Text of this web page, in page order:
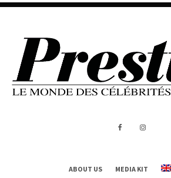
ABOUT US MEDIA KIT